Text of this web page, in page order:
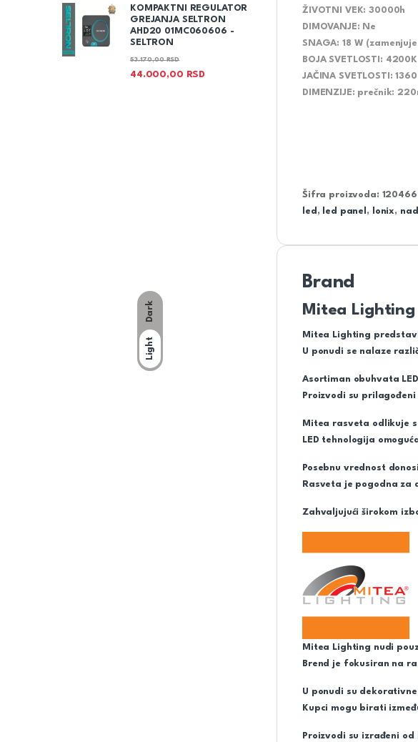
Dark
Light
ŽIVOTNI VEK: 30000h
DIMOVANJE: Ne
SNAGA: 18 W
BOJA SVETLOSTI : 4200K
JAČINA SVETLOSTI :
DIMENZIJE: prečnik:
Šifra proizvoda:
led , led panel , lonix,
Brand
Mitea Lighting
Mitea Lighting
U ponudi se nalaze
Asortiman obuhvata
Proizvodi su
Mitea rasveta odlikuje
LED tehnologija
Posebnu vrednost
Rasveta je pogodna za
Zahvaljujući širokom
Mitea Lighting nudi
Brend je fokusiran na
U ponudi su
Kupci mogu birati
Proizvodi su izrađeni
KOMPAKTNI REGULATOR
GREJANJA SELTRON
AHD20 01MC060606 -
SELTRON
44.000,00 RSD
53.170,00RSD